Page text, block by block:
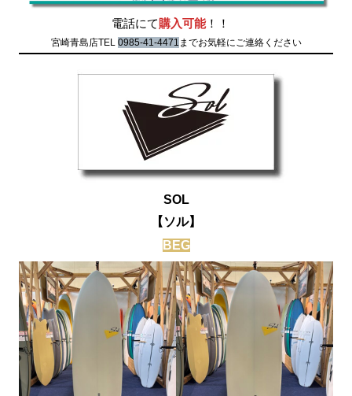
電話にて 購入可能！！
宮崎青島店TEL 0985-41-4471 までお気軽にご連絡ください
SOL
【ソル】
BEG